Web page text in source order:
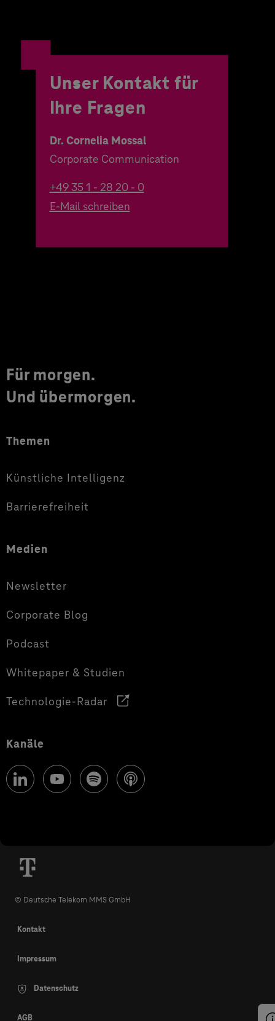
Unser Kontakt für
Ihre Fragen
Dr. Cornelia Mossal
Corporate Communication
+49 35 1 - 28 20 - 0
E-Mail schreiben
Für morgen.
Und übermorgen.
Themen
Künstliche Intelligenz
Barrierefreiheit
Medien
Newsletter
Corporate Blog
Podcast
Whitepaper & Studien
Technologie-Radar
Kanäle
© Deutsche Telekom MMS GmbH
Kontakt
Impressum
Datenschutz
AGB